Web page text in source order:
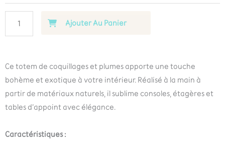
Ajouter Au Panier
Ce totem de coquillages et plumes apporte une touche
bohème et exotique à votre intérieur. Réalisé à la main à
partir de matériaux naturels, il sublime consoles, étagères et
tables d’appoint avec élégance.
Caractéristiques :